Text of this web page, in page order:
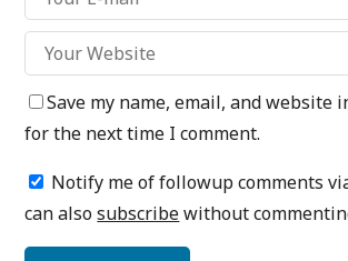
Save my name, email, and website
for the next time I comment.
Notify me of followup comments
can alsosubscribewithout